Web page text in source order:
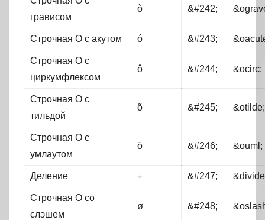
грависом
ò &#242;
Строчная O с акутом ó &#243;
Строчная O с
циркумфлексом
ô &#244; &ocirc;
Строчная O с
тильдой
õ &#245; &otilde;
Строчная O с
умлаутом
ö &#246; &ouml;
Деление ÷ &#247;
Строчная O со
слэшем
ø &#248;